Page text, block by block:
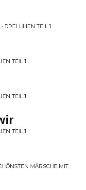
DREI LILIEN TEIL 1
TEIL 1
TEIL 1
TEIL 1
MÄRSCHE MIT